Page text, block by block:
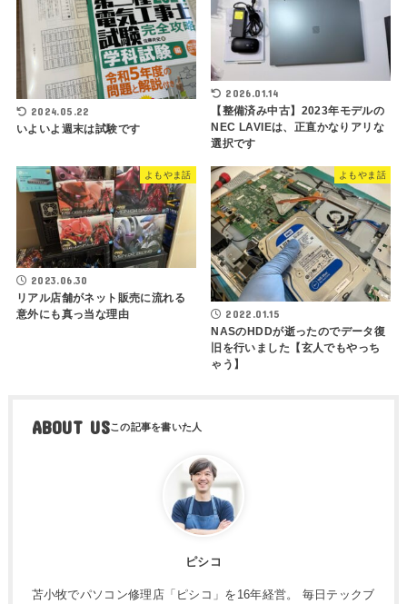
2024.05.22
いよいよ週末は試験です
2026.01.14
【整備済み中古】2023年モデルの
NEC LAVIEは、正直かなりアリな
選択です
よもやま話
2023.06.30
リアル店舗がネット販売に流れる
意外にも真っ当な理由
よもやま話
2022.01.15
NASのHDDが逝ったのでデータ復
旧を行いました【玄人でもやっち
ゃう】
ABOUT US
ピシコ
苫小牧でパソコン修理店「ピシコ」を16年経営。 毎日テックブ